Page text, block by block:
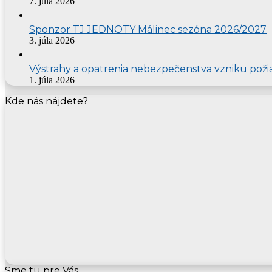
Sponzor TJ JEDNOTY Málinec sezóna 2026/2027
3. júla 2026
Výstrahy a opatrenia nebezpečenstva vzniku
1. júla 2026
Kde nás nájdete?